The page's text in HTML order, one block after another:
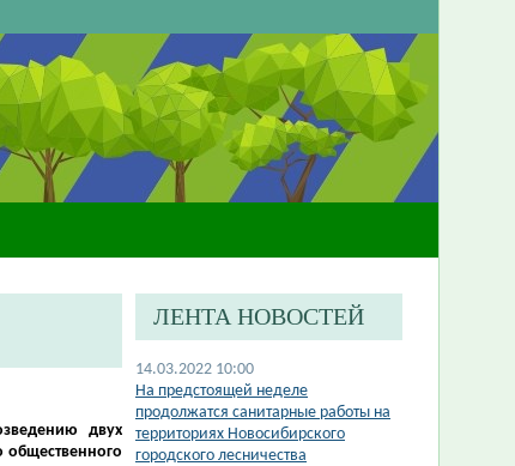
двух
общественного
ЛЕНТА НОВОСТЕЙ
14.03.2022 10:00
На предстоящей неделе
продолжатся санитарные работы на
территориях Новосибирского
городского лесничества